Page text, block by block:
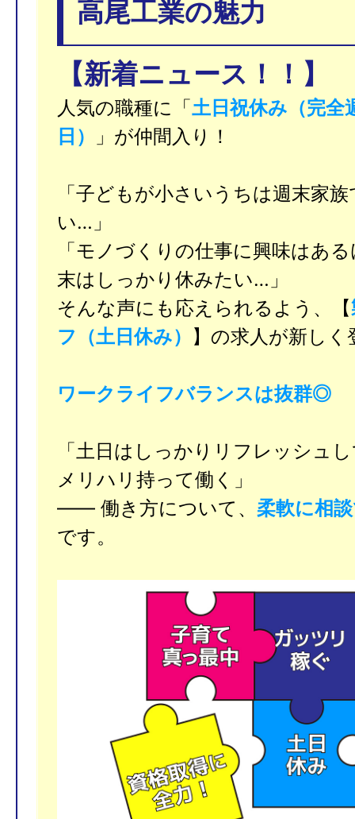
高尾工業の魅力
【新着ニュース！！】
人気の職種に「土日祝休み（完全
日）
」が仲間入り！
「子どもが小さいうちは週末家
い…」
「モノづくりの仕事に興味はあ
末はしっかり休みたい…」
そんな声にも応えられるよう、【
フ（土日休み） 】の求人が新しく
ワークライフバランスは抜群◎
「土日はしっかりリフレッシュ
メリハリ持って働く」
―― 働き方について、 柔軟に相
です。